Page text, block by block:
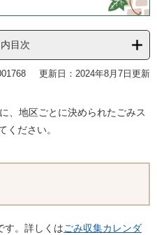
目次
更新日：2024年8月7日更新
、地区ごとに決められたごみス
ください。
す。詳しくはごみ収集カレンダ